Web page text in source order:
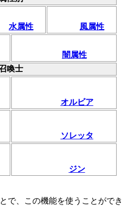
水属性 風属性
闇属性
喚士
オルビア
ソレッタ
ジン
で、この機能を使うことができ